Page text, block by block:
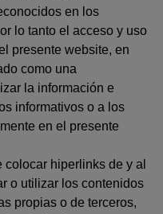
en los
lo tanto el acceso y uso
presente website, en
como una
la información e
informativos o a los
en el presente
hiperlinks de y al
o utilizar los contenidos
propias o de terceros,